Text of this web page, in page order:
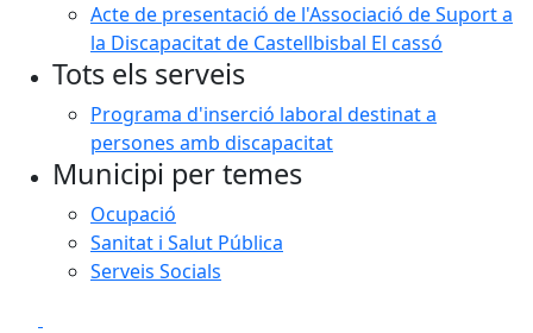
Acte de presentació de l'Associació de Suport a
la Discapacitat de Castellbisbal El cassó
Tots els serveis
Programa d'inserció laboral destinat a
persones amb discapacitat
Municipi per temes
Ocupació
Sanitat i Salut Pública
Serveis Socials